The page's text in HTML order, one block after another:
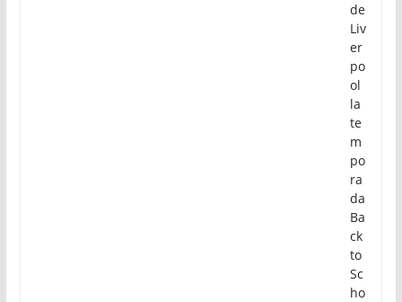
de
Liv
er
po
ol
la
te
m
po
ra
da
Ba
ck
to
Sc
ho